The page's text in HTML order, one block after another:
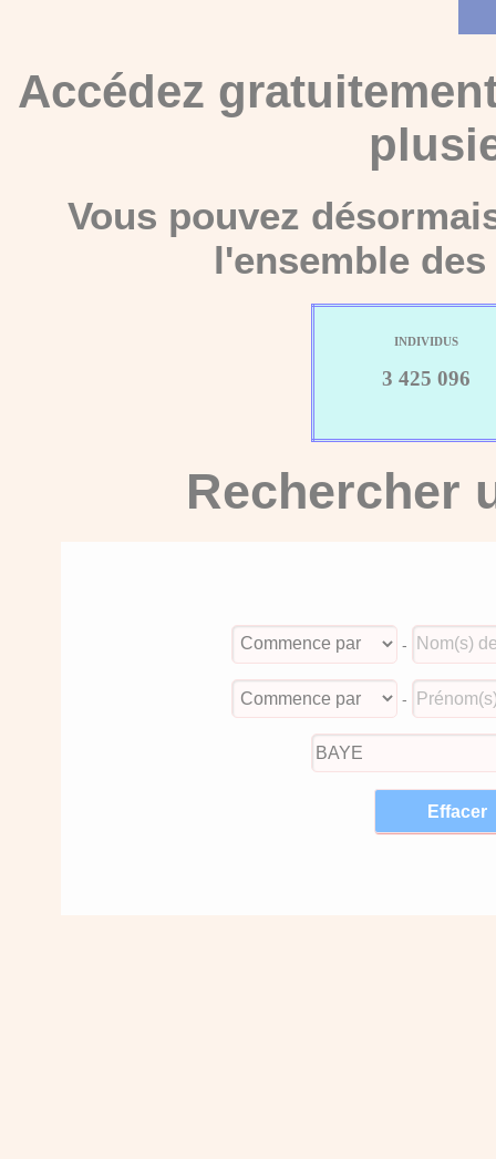
Accédez
Vous pouvez
l'ensemble
INDIVIDUS
3 425 096
Rechercher
-
-